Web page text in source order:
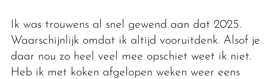
Ik was trouwens al snel gewend aan dat 2025.
Waarschijnlijk omdat ik altijd vooruitdenk. Alsof je
daar nou zo heel veel mee opschiet weet ik niet.
Heb ik met koken afgelopen weken weer eens